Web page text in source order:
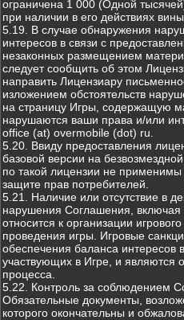
ограничена 1 000 (Одной
при наличии в его действиях вины.
5.19. В случае обнаружения
интересов в связи с
незаконных размещением
следует сообщить об этом
направить Лицензиару
изложением обстоятельств
на страницу Игры, содержащую
нарушаются ваши права и/или
office (at) overmobile (dot) ru.
5.20. Ввиду предоставления
базовой версии на
по такой лицензии не
защите прав потребителей.
5.21. Наличие или отсутствие в
нарушения Соглашения, включая
относится к организации
проведения игры. Игровые
обеспечения баланса интересов
участвующих в Игре, и являются
процесса.
5.22. Контроль за соблюдением
Обязательные документы,
которого окончательны и